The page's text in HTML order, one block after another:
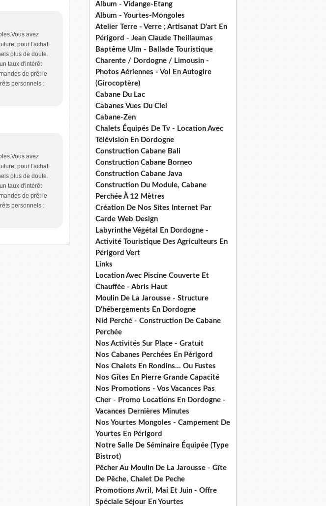
avez
pour l'achat
plus de doute.
taux d'intérêt
de prêt le
personnels :
avez
pour l'achat
plus de doute.
taux d'intérêt
de prêt le
personnels :
Album - Vidange-Etang
Album - Yourtes-Mongoles
Atelier Terre - Verre ; Artisanat D'art En
Périgord - Jean Claude Theillaumas
Baptême Ulm - Ballade Touristique
Charente / Dordogne / Limousin -
Photos Aériennes - Vol En Autogire
(Girocoptère)
Cabane Du Lac
Cabanes Vues Du Ciel
Cabane-Zen
Chalets Équipés De Tv - Location Avec
Télévision En Dordogne
Construction Cabane Bali
Construction Cabane Borneo
Construction Cabane Java
Construction Du Module, Cabane
Perchée À 12 Mètres
Création De Nos Sites Internet Par
Carde Web Design
Labyrinthe Végétal En Dordogne -
Activité Touristique Des Agriculteurs En
Périgord Vert
Links
Location Avec Piscine Couverte Et
Chauffée - Abris Haut
Moulin De La Jarousse - Structure
D'hébergements En Dordogne
Nid Perché - Construction De Cabane
Perchée
Nos Activités Sur Place - Gratuit
Nos Cabanes Perchées En Périgord
Nos Chalets En Rondins... Ou Fustes
Nos Gîtes En Pierre Grande Capacité
Nos Promotions - Vos Vacances Pas
Cher - Promo Locations En Dordogne -
Vacances Dernières Minutes
Nos Yourtes Mongoles - Campement De
Yourtes En Périgord
Notre Salle De Séminaire Équipée (Type
Bistrot)
Pêcher Au Moulin De La Jarousse - Gîte
De Pêche, Chalet De Peche
Promotions Avril, Mai Et Juin - Offre
Spéciale Séjour En Yourtes